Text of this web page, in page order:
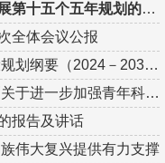
中共中央关于制定国民经济和社会发展第十五个五年规划的建议
全体会议公报
中共中央 国务院印发《教育强国建设规划纲要（2024－2035年）》
中共中央办公厅 国务院办公厅印发《关于进一步加强青年科技人才...
报告及讲话
伟大复兴提供有力支撑